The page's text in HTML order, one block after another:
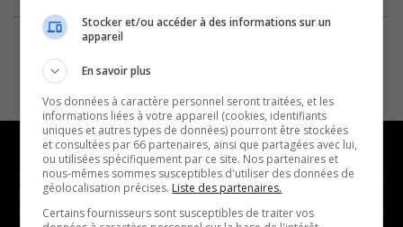
NOUVELLES MUSIQUE
Stocker et/ou accéder à des informations sur un
appareil
En savoir plus
Vos données à caractère personnel seront traitées, et les
informations liées à votre appareil (cookies, identifiants
uniques et autres types de données) pourront être stockées
et consultées par 66 partenaires, ainsi que partagées avec lui,
ou utilisées spécifiquement par ce site. Nos partenaires et
nous-mêmes sommes susceptibles d'utiliser des données de
géolocalisation précises. Liste des partenaires.
Certains fournisseurs sont susceptibles de traiter vos